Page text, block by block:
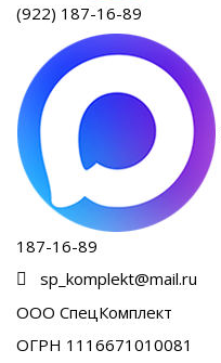
(922) 187-16-89
187-16-89
sp_komplekt@mail.ru
ООО СпецКомплект
ОГРН 1116671010081